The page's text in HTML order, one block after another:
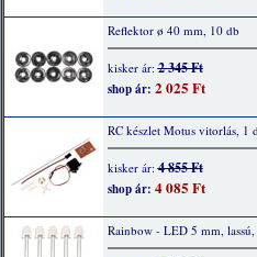
Reflektor ø 40 mm, 10 db
kisker ár:2 345 Ft
shop ár: 2 025 Ft
RC készlet Motus vitorlás, 1
kisker ár:4 855 Ft
shop ár: 4 085 Ft
Rainbow - LED 5 mm,